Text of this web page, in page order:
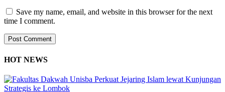
Save my name, email, and website in this browser for the next
time I comment.
HOT NEWS